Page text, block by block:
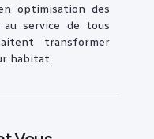
optimisation des
au service de tous
transformer
habitat.